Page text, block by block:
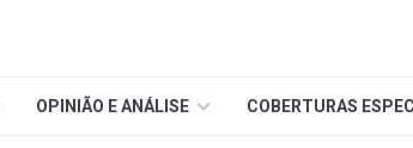
OPINIÃO E ANÁLISE COBERTURAS